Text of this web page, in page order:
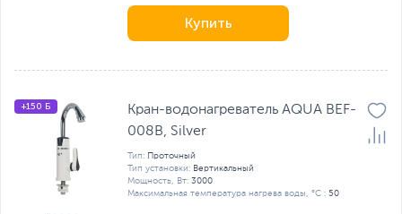
Купить
+150 Б
Кран-водонагреватель AQUA BEF-
008B, Silver
Тип: Проточный
Тип установки: Вертикальный
Мощность, Вт: 3000
Максимальная температура нагрева воды, °C : 50